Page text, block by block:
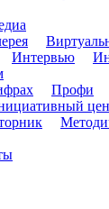
Интервью
Профи